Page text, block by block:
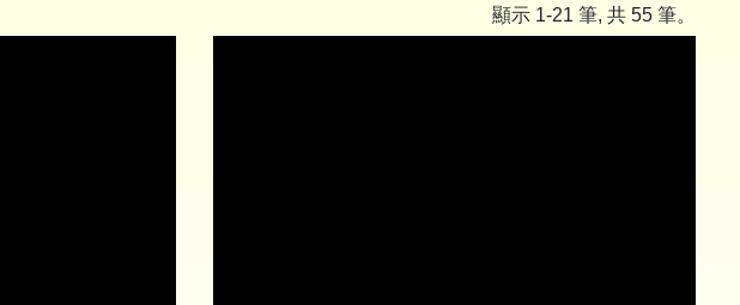
顯示 1-21 筆, 共 55 筆。